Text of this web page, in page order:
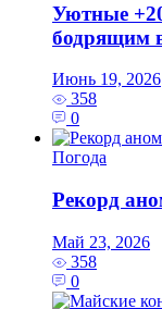
Уютные
бодрящим
Июнь 19, 2026
358
0
Погода
Рекорд
Май 23, 2026
358
0